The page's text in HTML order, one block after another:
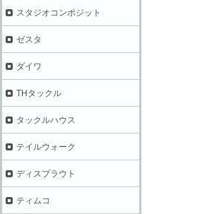
スタジオコンポジット
ゼスタ
ダイワ
THタックル
タックルハウス
テイルウォーク
ディスプラウト
ティムコ